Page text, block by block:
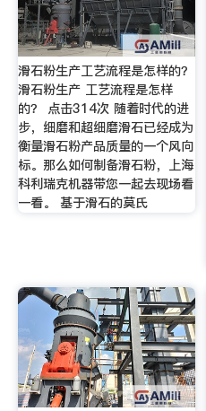
滑石粉生产工艺流程是怎样的？
滑石粉生产 工艺流程是怎样
的？ 点击314次 随着时代的进
步，细磨和超细磨滑石已经成为
衡量滑石粉产品质量的一个风向
标。那么如何制备滑石粉，上海
科利瑞克机器带您一起去现场看
一看。 基于滑石的莫氏